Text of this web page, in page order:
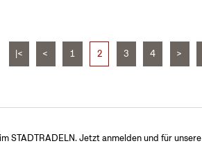
|< < 1 2 3 4 >
STADTRADELN. Jetzt anmelden und für unsere